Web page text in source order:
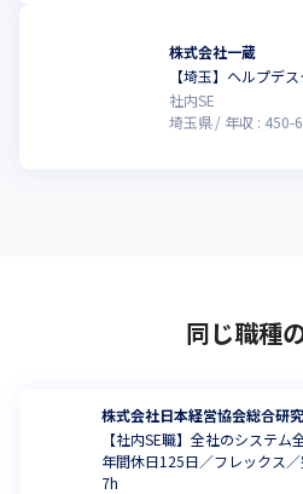
株式会社一蔵
【埼玉】ヘルプデ
社内SE
埼玉県
年収 : 450-
同じ職種
株式会社日本経営協会総合研
【社内SE職】全社のシステ
年間休日125日／フレックス
7h